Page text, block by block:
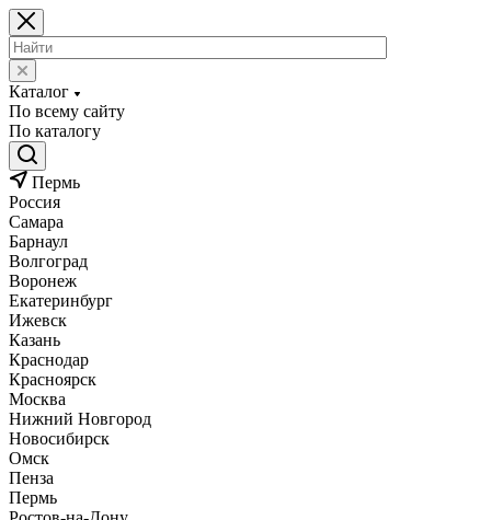
Каталог
По всему сайту
По каталогу
Пермь
Россия
Самара
Барнаул
Волгоград
Воронеж
Екатеринбург
Ижевск
Казань
Краснодар
Красноярск
Москва
Нижний Новгород
Новосибирск
Омск
Пенза
Пермь